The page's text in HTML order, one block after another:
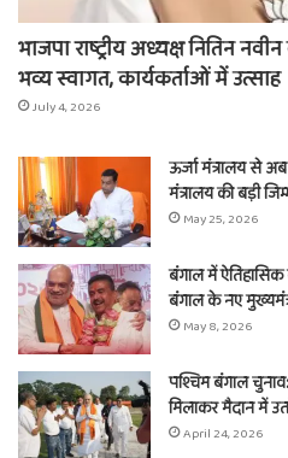
भाजपा राष्ट्रीय अध्यक्ष नितिन
भव्य स्वागत, कार्यकर्ताओं में उत्साह
July 4, 2026
ऊर्जा मंत्रालय से
मंत्रालय की बड़ी
May 25, 2026
बंगाल में
बंगाल के नए
May 8, 2026
पश्चिम बंगाल
मिलाकर मैदान में
April 24, 2026